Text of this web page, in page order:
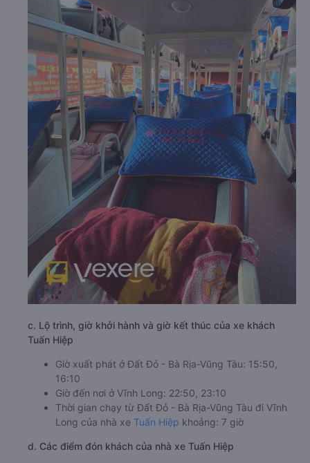
c. Lộ trình, giờ khởi hành và giờ kết thúc của xe khách
Tuấn Hiệp
Giờ xuất phát ở Đất Đỏ - Bà Rịa-Vũng Tàu: 15:50,
16:10
Giờ đến nơi ở Vĩnh Long: 22:50, 23:10
Thời gian chạy từ Đất Đỏ - Bà Rịa-Vũng Tàu đi Vĩnh
Long của nhà xe Tuấn Hiệp khoảng: 7 giờ
d. Các điểm đón khách của nhà xe Tuấn Hiệp